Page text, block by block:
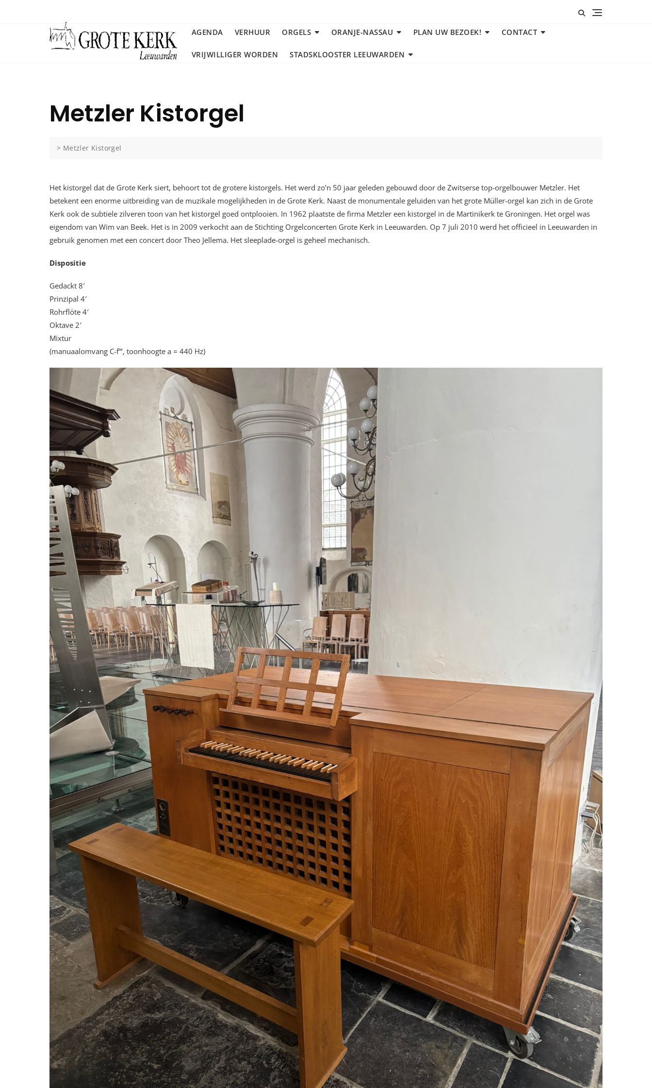
AGENDA VERHUUR ORGELS ORANJE-NASSAU PLAN UW BEZOEK! CONTACT
VRIJWILLIGER WORDEN STADSKLOOSTER LEEUWARDEN
Metzler Kistorgel
> Metzler Kistorgel
Het kistorgel dat de Grote Kerk siert, behoort tot de grotere kistorgels. Het werd zo’n 50 jaar geleden gebouwd door de Zwitserse top-orgelbouwer Metzler. Het
betekent een enorme uitbreiding van de muzikale mogelijkheden in de Grote Kerk. Naast de monumentale geluiden van het grote Müller-orgel kan zich in de Grote
Kerk ook de subtiele zilveren toon van het kistorgel goed ontplooien. In 1962 plaatste de firma Metzler een kistorgel in de Martinikerk te Groningen. Het orgel was
eigendom van Wim van Beek. Het is in 2009 verkocht aan de Stichting Orgelconcerten Grote Kerk in Leeuwarden. Op 7 juli 2010 werd het officieel in Leeuwarden in
gebruik genomen met een concert door Theo Jellema. Het sleeplade-orgel is geheel mechanisch.
Dispositie
Gedackt 8′
Prinzipal 4′
Rohrflöte 4′
Oktave 2′
Mixtur
(manuaalomvang C-f”’, toonhoogte a = 440 Hz)